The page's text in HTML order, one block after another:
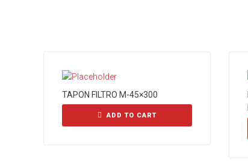
TAPON FILTRO M-45×300
ADD TO CART